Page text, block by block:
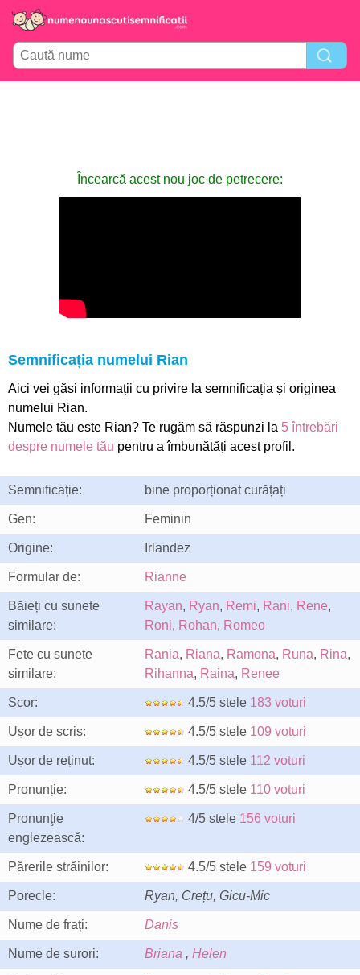
Încearcă acest nou joc de petrecere:
Semnificația numelui Rian
Aici vei găsi informații cu privire la semnificația și originea
numelui Rian.
Numele tău este Rian? Te rugăm să răspunzi la 5 întrebări
despre numele tău pentru a îmbunătăți acest profil.
Semnificație: bine proporționat curățați
Gen: Feminin
Origine: Irlandez
Formular de: Rianne
Băieți cu sunete
similare:
Rayan, Ryan, Remi, Rani, Rene,
Roni, Rohan, Romeo
Fete cu sunete
similare:
Rania, Riana, Ramona, Runa, Rina,
Rihanna, Raina, Renee
Scor: 4.5/5 stele 183 voturi
Ușor de scris: 4.5/5 stele 109 voturi
Ușor de reținut: 4.5/5 stele 112 voturi
Pronunție: 4.5/5 stele 110 voturi
Pronunţie
englezească:
4/5 stele 156 voturi
Părerile străinilor: 4.5/5 stele 159 voturi
Porecle: Ryan, Crețu, Gicu-Mic
Nume de frați: Danis
Nume de surori: Briana , Helen